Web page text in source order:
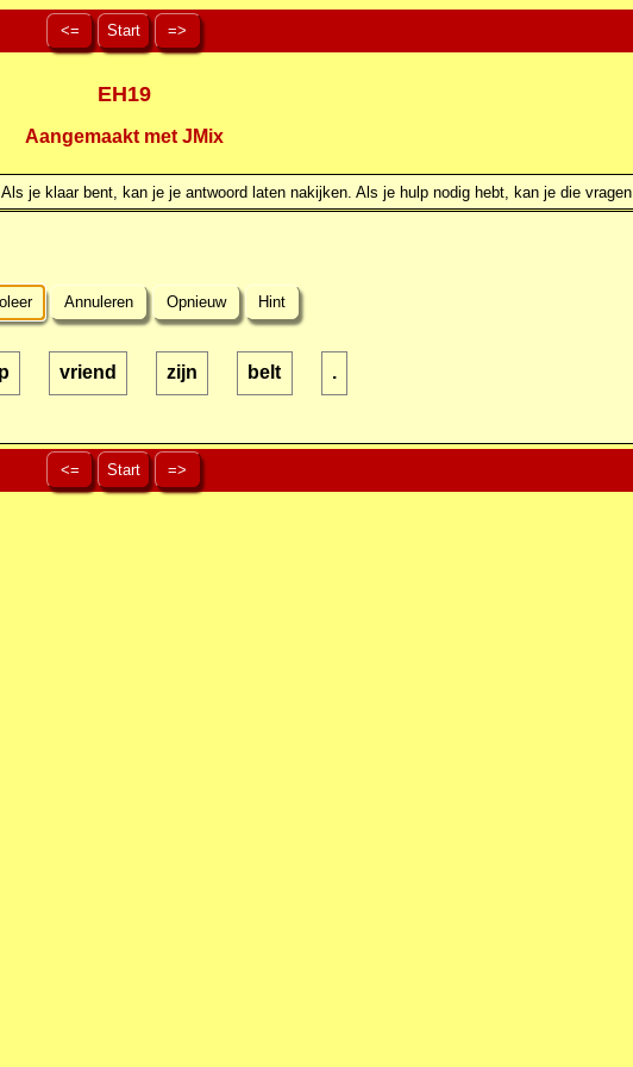
<= Start =>
EH19
Aangemaakt met JMix
je klaar bent, kan je je antwoord laten nakijken. Als je hulp nodig hebt, kan je die vragen.
Annuleren Opnieuw Hint
vriend zijn belt .
<= Start =>